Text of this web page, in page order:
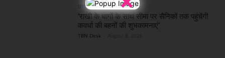
छत्तीसगढ़
’राखी के धागों के साथ सीमा पर सैनिकों तक पहुंचेंगी
कवर्धा की बहनों की शुभकामनाएं’
TBN Desk